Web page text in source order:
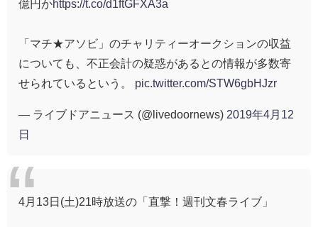
億円かhttps://t.co/d1ftGFXA3a
「マチ★アソビ」のチャリティーオークションの収益
についても、不正会計の疑惑があるとの情報が多数寄
せられているという。 pic.twitter.com/STW6gbHJzr
— ライブドアニュース (@livedoornews) 2019年4月12
日
4月13日(土)21時放送の「直撃！週刊文春ライブ」